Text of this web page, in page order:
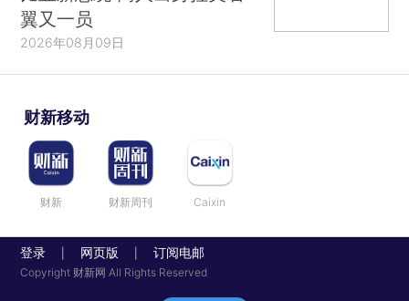
翼又一员
2026年08月09日
财新移动
财新 财新周刊 Caixin
登录 网页版 订阅电邮
Copyright 财新网 All Rights Reserved